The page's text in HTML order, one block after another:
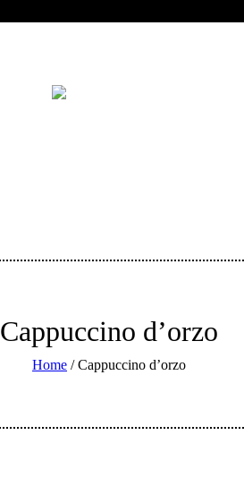
Cappuccino d’orzo
Home /Cappuccino d’orzo